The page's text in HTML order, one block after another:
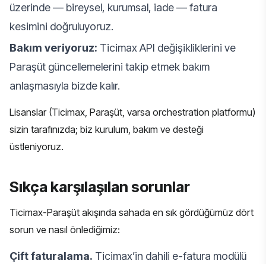
üzerinde — bireysel, kurumsal, iade — fatura
kesimini doğruluyoruz.
Bakım veriyoruz: Ticimax API değişikliklerini ve
Paraşüt güncellemelerini takip etmek bakım
anlaşmasıyla bizde kalır.
Lisanslar (Ticimax, Paraşüt, varsa orchestration platformu)
sizin tarafınızda; biz kurulum, bakım ve desteği
üstleniyoruz.
Sıkça karşılaşılan sorunlar
Ticimax-Paraşüt akışında sahada en sık gördüğümüz dört
sorun ve nasıl önlediğimiz:
Çift faturalama. Ticimax’in dahili e-fatura modülü